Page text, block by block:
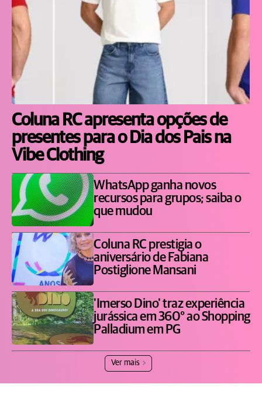
Coluna RC apresenta opções de
presentes para o Dia dos Pais na
Vibe Clothing
WhatsApp ganha novos
recursos para grupos; saiba o
que mudou
Coluna RC prestigia o
aniversário de Fabiana
Postiglione Mansani
'Imerso Dino' traz experiência
jurássica em 360° ao Shopping
Palladium em PG
Ver mais